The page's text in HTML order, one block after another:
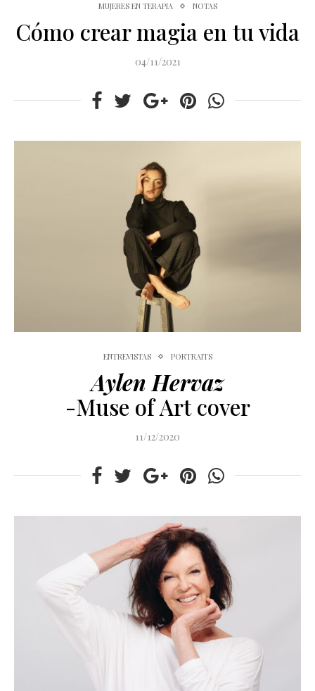
MUJERES EN TERAPIA NOTAS
Cómo crear magia en tu vida
04/11/2021
ENTREVISTAS PORTRAITS
Aylen Hervaz
-Muse of Art cover
11/12/2020